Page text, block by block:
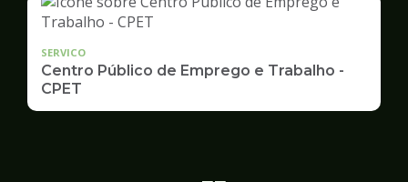
SERVICO
Centro Público de Emprego e Trabalho -
CPET